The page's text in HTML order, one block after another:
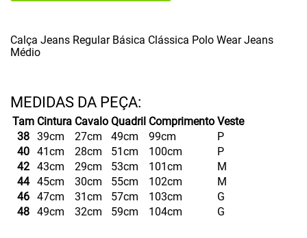
Calça Jeans Regular Básica Clássica Polo Wear Jeans
Médio
Tam Cintura Cavalo Quadril Comprimento Veste
38 39cm 27cm 49cm 99cm
P
40 41cm 28cm 51cm 100cm
P
42 43cm 29cm 53cm 101cm
M
44 45cm 30cm 55cm 102cm
M
46 47cm 31cm 57cm 103cm
G
48 49cm 32cm 59cm 104cm G